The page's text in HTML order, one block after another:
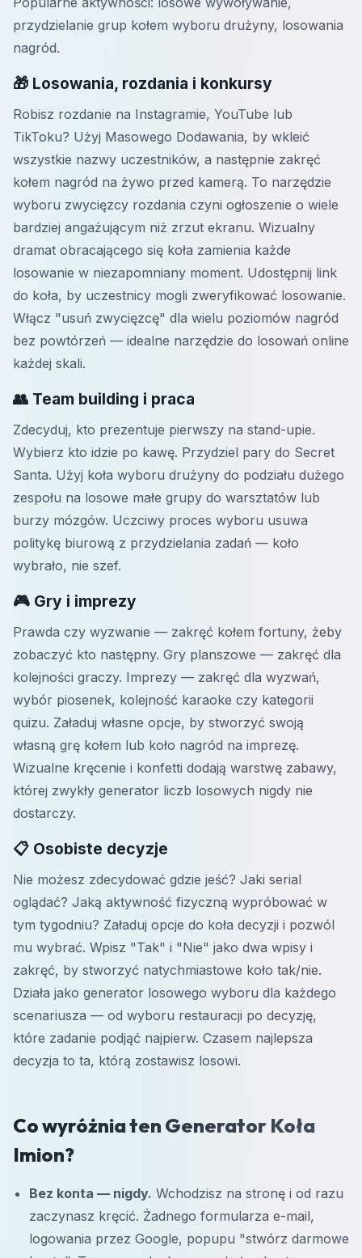
przydzielanie grup kołem wyboru drużyny, losowania
nagród.
🎁 Losowania, rozdania i konkursy
Robisz rozdanie na Instagramie, YouTube lub
TikToku? Użyj Masowego Dodawania, by wkleić
wszystkie nazwy uczestników, a następnie zakręć
kołem nagród na żywo przed kamerą. To narzędzie
wyboru zwycięzcy rozdania czyni ogłoszenie o wiele
bardziej angażującym niż zrzut ekranu. Wizualny
dramat obracającego się koła zamienia każde
losowanie w niezapomniany moment. Udostępnij link
do koła, by uczestnicy mogli zweryfikować losowanie.
Włącz "usuń zwycięzcę" dla wielu poziomów nagród
bez powtórzeń — idealne narzędzie do losowań online
każdej skali.
👥 Team building i praca
Zdecyduj, kto prezentuje pierwszy na stand-upie.
Wybierz kto idzie po kawę. Przydziel pary do Secret
Santa. Użyj koła wyboru drużyny do podziału dużego
zespołu na losowe małe grupy do warsztatów lub
burzy mózgów. Uczciwy proces wyboru usuwa
politykę biurową z przydzielania zadań — koło
wybrało, nie szef.
🎮 Gry i imprezy
Prawda czy wyzwanie — zakręć kołem fortuny, żeby
zobaczyć kto następny. Gry planszowe — zakręć dla
kolejności graczy. Imprezy — zakręć dla wyzwań,
wybór piosenek, kolejność karaoke czy kategorii
quizu. Załaduj własne opcje, by stworzyć swoją
własną grę kołem lub koło nagród na imprezę.
Wizualne kręcenie i konfetti dodają warstwę zabawy,
której zwykły generator liczb losowych nigdy nie
dostarczy.
📋 Osobiste decyzje
Nie możesz zdecydować gdzie jeść? Jaki serial
oglądać? Jaką aktywność fizyczną wypróbować w
tym tygodniu? Załaduj opcje do koła decyzji i pozwól
mu wybrać. Wpisz "Tak" i "Nie" jako dwa wpisy i
zakręć, by stworzyć natychmiastowe koło tak/nie.
Działa jako generator losowego wyboru dla każdego
scenariusza — od wyboru restauracji po decyzję,
które zadanie podjąć najpierw. Czasem najlepsza
decyzja to ta, którą zostawisz losowi.
Co wyróżnia ten Generator Koła
Imion?
Bez konta — nigdy. Wchodzisz na stronę i od razu
zaczynasz kręcić. Żadnego formularza e-mail,
logowania przez Google, popupu "stwórz darmowe